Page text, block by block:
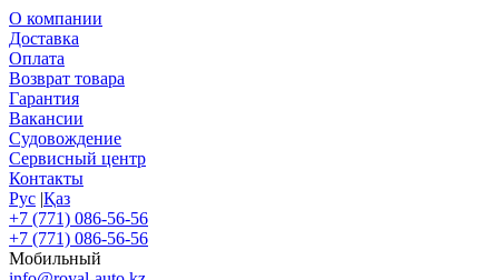
О компании
Доставка
Оплата
Возврат товара
Гарантия
Вакансии
Судовождение
Сервисный центр
Контакты
Рус |Қаз
+7 (771) 086-56-56
+7 (771) 086-56-56
Мобильный